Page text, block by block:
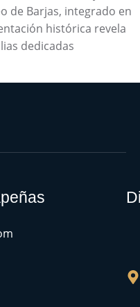
de Barjas, integrado en
histórica revela
dedicadas